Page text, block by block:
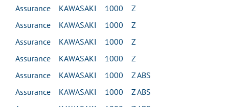
Assurance KAWASAKI 1000 Z
Assurance KAWASAKI 1000 Z
Assurance KAWASAKI 1000 Z
Assurance KAWASAKI 1000 Z
Assurance KAWASAKI 1000 Z ABS
Assurance KAWASAKI 1000 Z ABS